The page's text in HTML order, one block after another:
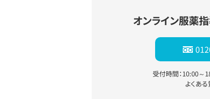
オンライン服薬
受付時間：10:00～
よくあ